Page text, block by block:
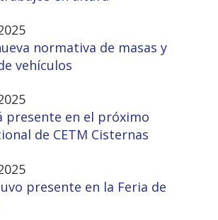
normativa de masas y
vehículos
presente en el próximo
de CETM Cisternas
presente en la Feria de